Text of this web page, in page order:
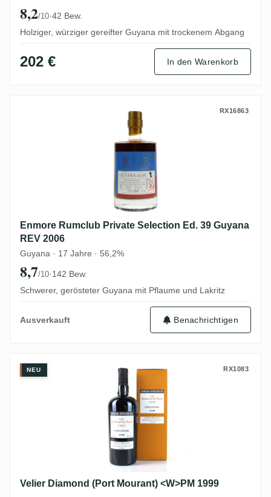
8,2/10·42 Bew.
Holziger, würziger gereifter Guyana mit trockenem Abgang
202 € In den Warenkorb
Enmore Rumclub Private Selection Ed. 39
RX16863
Enmore Rumclub Private Selection Ed. 39 Guyana
REV 2006
Guyana · 17 Jahre · 56,2%
8,7/10·142 Bew.
Schwerer, gerösteter Guyana mit Pflaume und Lakritz
Ausverkauft Benachrichtigen
Velier Diamond (Port Mourant) <W>PM
NEU RX1083
Velier Diamond (Port Mourant) <W>PM 1999